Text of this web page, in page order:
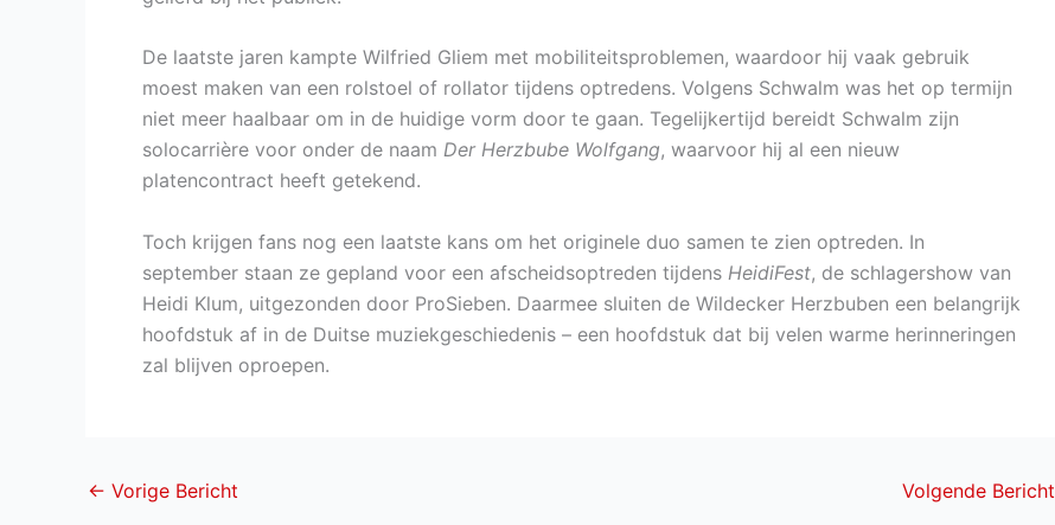
De laatste jaren kampte Wilfried Gliem met mobiliteitsproblemen, waardoor hij vaak gebruik
moest maken van een rolstoel of rollator tijdens optredens. Volgens Schwalm was het op termijn
niet meer haalbaar om in de huidige vorm door te gaan. Tegelijkertijd bereidt Schwalm zijn
solocarrière voor onder de naam Der Herzbube Wolfgang, waarvoor hij al een nieuw
platencontract heeft getekend.
Toch krijgen fans nog een laatste kans om het originele duo samen te zien optreden. In
september staan ze gepland voor een afscheidsoptreden tijdens HeidiFest, de schlagershow van
Heidi Klum, uitgezonden door ProSieben. Daarmee sluiten de Wildecker Herzbuben een belangrijk
hoofdstuk af in de Duitse muziekgeschiedenis – een hoofdstuk dat bij velen warme herinneringen
zal blijven oproepen.
← Vorige Bericht Volgende Bericht